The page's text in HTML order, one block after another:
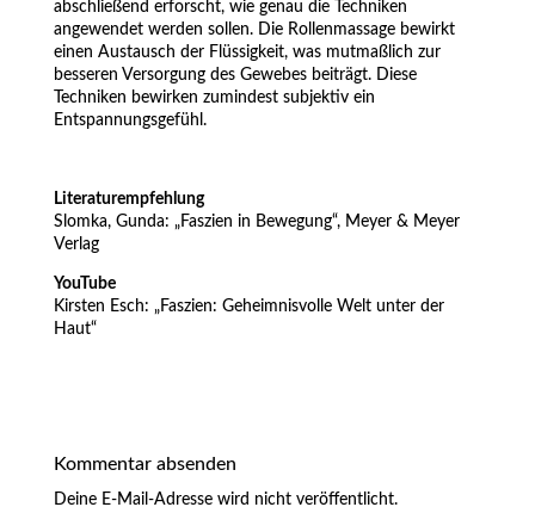
abschließend erforscht, wie genau die Techniken
angewendet werden sollen. Die Rollenmassage bewirkt
einen Austausch der Flüssigkeit, was mutmaßlich zur
besseren Versorgung des Gewebes beiträgt. Diese
Techniken bewirken zumindest subjektiv ein
Entspannungsgefühl.
Literaturempfehlung
Slomka, Gunda: „Faszien in Bewegung“, Meyer & Meyer
Verlag
YouTube
Kirsten Esch: „Faszien: Geheimnisvolle Welt unter der
Haut“
Kommentar absenden
Deine E-Mail-Adresse wird nicht veröffentlicht.